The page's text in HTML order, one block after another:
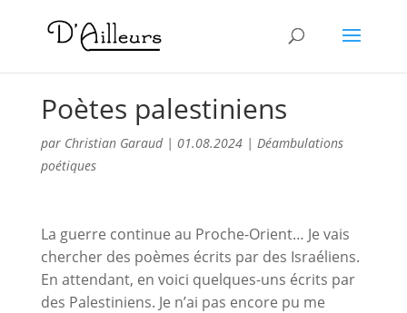
Poètes palestiniens
par Christian Garaud| 01.08.2024| Déambulations
poétiques
La guerre continue au Proche-Orient… Je vais
chercher des poèmes écrits par des Israéliens.
En attendant, en voici quelques-uns écrits par
des Palestiniens. Je n’ai pas encore pu me